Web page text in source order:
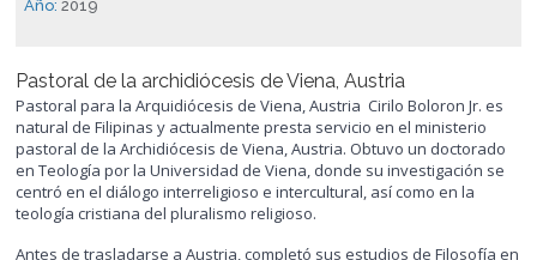
Año:2019
Pastoral de la archidiócesis de Viena, Austria
Pastoral para la Arquidiócesis de Viena, Austria Cirilo Boloron Jr. es
natural de Filipinas y actualmente presta servicio en el ministerio
pastoral de la Archidiócesis de Viena, Austria. Obtuvo un doctorado
en Teología por la Universidad de Viena, donde su investigación se
centró en el diálogo interreligioso e intercultural, así como en la
teología cristiana del pluralismo religioso.
Antes de trasladarse a Austria, completó sus estudios de Filosofía en